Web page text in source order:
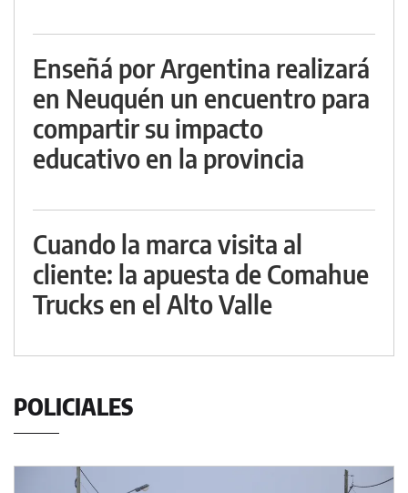
Enseñá por Argentina realizará
en Neuquén un encuentro para
compartir su impacto
educativo en la provincia
Cuando la marca visita al
cliente: la apuesta de Comahue
Trucks en el Alto Valle
POLICIALES